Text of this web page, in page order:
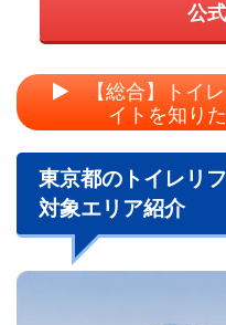
公
【総合】トイ
イトを知り
東京都のトイレリ
対象エリア紹介